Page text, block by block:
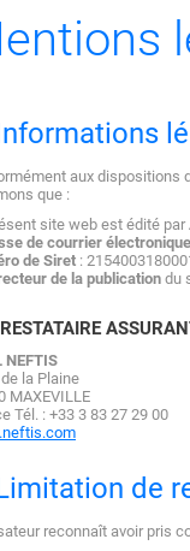
aux dispositions
que :
site web est édité par
de courrier électronique
de Siret :
de la publication du
NEFTIS
la Plaine
MAXEVILLE
Tél. : +33 3 83 27 29 00
de
reconnaît avoir pris